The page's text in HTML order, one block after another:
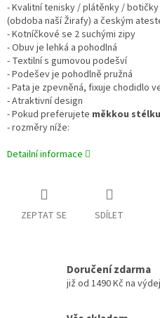
- Kvalitní tenisky / plátěnky /
(obdoba naší Žirafy) a českým
- Kotníčkové se 2 suchými zipy
- Obuv je lehká a pohodlná
- Textilní s gumovou podešví
- Podešev je pohodlně pružná
- Pata je zpevněná, fixuje chodidlo
- Atraktivní design
- Pokud preferujete měkkou stélku
- rozměry níže:
Detailní informace
ZEPTAT SE SDÍLET
Doručení zdarma
již od 1490 Kč na